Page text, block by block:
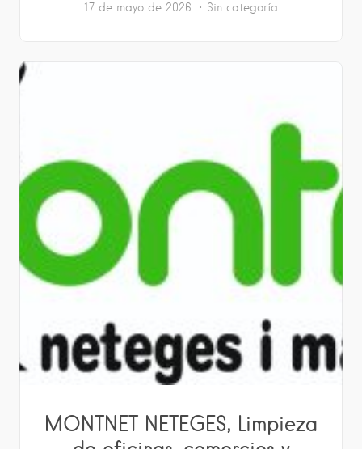
17 de mayo de 2026 Sin categoría
MONTNET NETEGES, Limpieza